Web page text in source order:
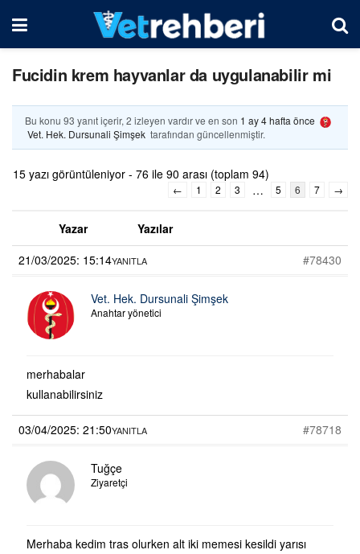
Fucidin krem hayvanlar da uygulanabilir mi
Bu konu 93 yanıt içerir, 2 izleyen vardır ve en son 1 ay 4 hafta önce
Vet. Hek. Dursunali Şimşek tarafından güncellenmiştir.
15 yazı görüntüleniyor - 76 ile 90 arası (toplam 94)
← 1 2 3 … 5 6 7 →
Yazar
Yazılar
21/03/2025: 15:14
#78430
YANITLA
Vet. Hek. Dursunali Şimşek
Anahtar yönetici
merhabalar
kullanabilirsiniz
03/04/2025: 21:50 #78718
YANITLA
Tuğçe
Ziyaretçi
Merhaba kedim tras olurken alt iki memesi kesildi yarısı